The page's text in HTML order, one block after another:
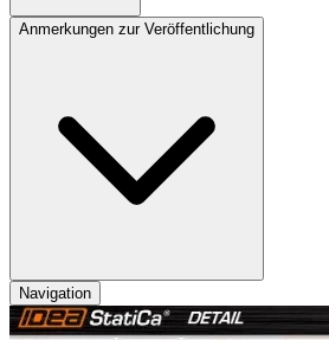
Anmerkungen zur Veröffentlichung
Navigation